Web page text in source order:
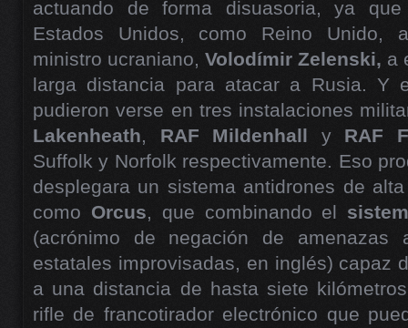
actuando de forma disuasoria, ya
Estados Unidos, como Reino Unido,
ministro ucraniano, Volodímir Zelenski, a
larga distancia para atacar a Rusia. Y
pudieron verse en tres instalaciones
Lakenheath, RAF Mildenhall y RAF
Suffolk y Norfolk respectivamente. Eso
desplegara un sistema antidrones de
como Orcus, que combinando el
(acrónimo de negación de amenazas
estatales improvisadas, en inglés) capaz
a una distancia de hasta siete
rifle de francotirador electrónico que